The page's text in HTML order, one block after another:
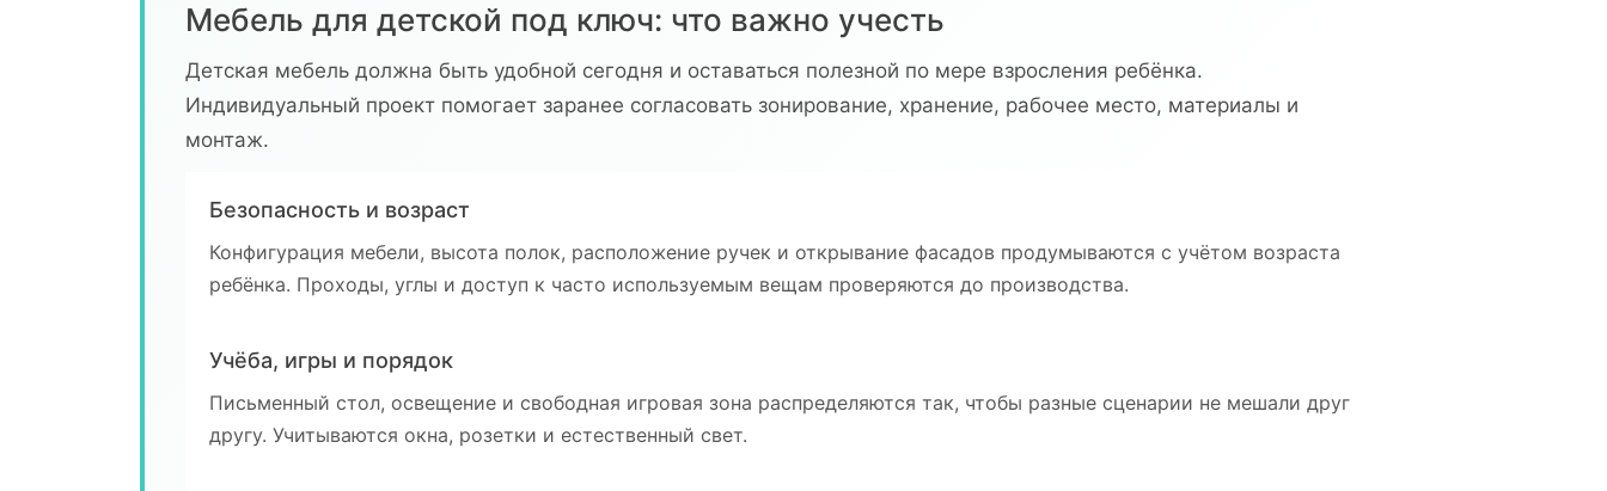
Мебель для детской под ключ: что важно учесть
Детская мебель должна быть удобной сегодня и оставаться полезной по мере взросления ребёнка.
Индивидуальный проект помогает заранее согласовать зонирование, хранение, рабочее место, материалы и
монтаж.
Безопасность и возраст
Конфигурация мебели, высота полок, расположение ручек и открывание фасадов продумываются с учётом возраста
ребёнка. Проходы, углы и доступ к часто используемым вещам проверяются до производства.
Учёба, игры и порядок
Письменный стол, освещение и свободная игровая зона распределяются так, чтобы разные сценарии не мешали друг
другу. Учитываются окна, розетки и естественный свет.